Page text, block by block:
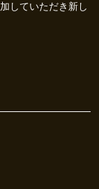
していただき新し